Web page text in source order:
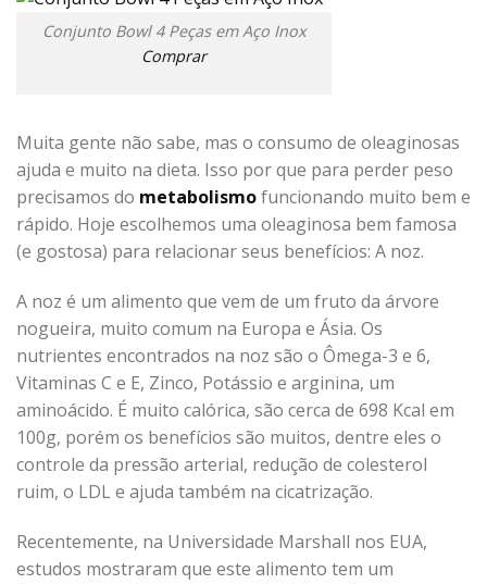
Conjunto Bowl 4 Peças em Aço Inox
Comprar
Muita gente não sabe, mas o consumo de oleaginosas
ajuda e muito na dieta. Isso por que para perder peso
precisamos do metabolismofuncionando muito bem e
rápido. Hoje escolhemos uma oleaginosa bem famosa
(e gostosa) para relacionar seus benefícios: A noz.
A noz é um alimento que vem de um fruto da árvore
nogueira, muito comum na Europa e Ásia. Os
nutrientes encontrados na noz são o Ômega-3 e 6,
Vitaminas C e E, Zinco, Potássio e arginina, um
aminoácido. É muito calórica, são cerca de 698 Kcal em
100g, porém os benefícios são muitos, dentre eles o
controle da pressão arterial, redução de colesterol
ruim, o LDL e ajuda também na cicatrização.
Recentemente, na Universidade Marshall nos EUA,
estudos mostraram que este alimento tem um